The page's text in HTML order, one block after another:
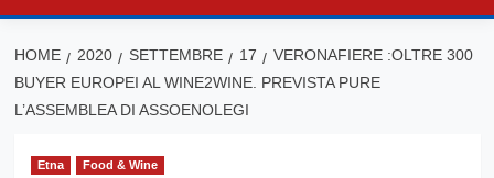
HOME 2020 SETTEMBRE 17
VERONAFIERE :OLTRE 300
BUYER EUROPEI AL WINE2WINE. PREVISTA PURE
L’ASSEMBLEA DI ASSOENOLEGI
Etna Food & Wine